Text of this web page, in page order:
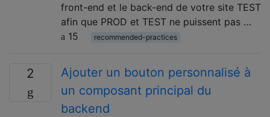
front-end et le back-end de votre site TEST
afin que PROD et TEST ne puissent pas …
15
recommended-practices
2
Ajouter un bouton personnalisé à
un composant principal du
backend